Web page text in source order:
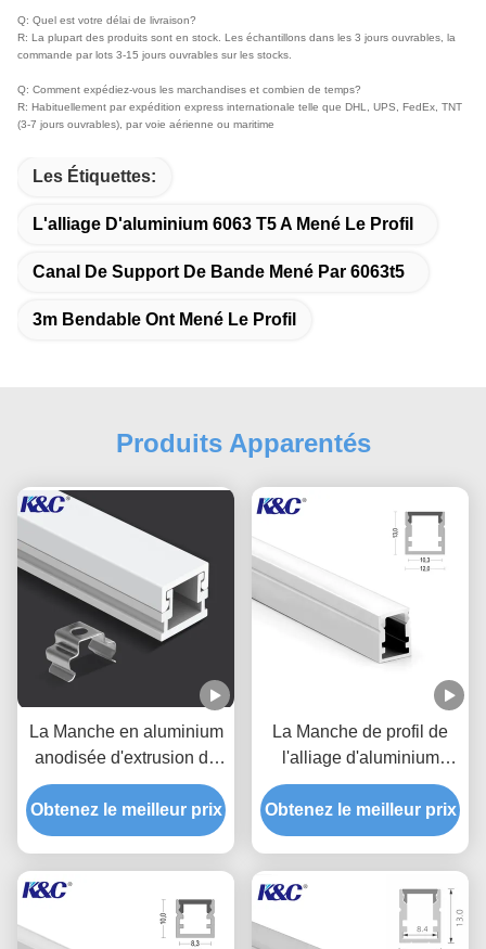
Q: Quel est votre délai de livraison?
R: La plupart des produits sont en stock. Les échantillons dans les 3 jours ouvrables, la
commande par lots 3-15 jours ouvrables sur les stocks.
Q: Comment expédiez-vous les marchandises et combien de temps?
R: Habituellement par expédition express internationale telle que DHL, UPS, FedEx, TNT
(3-7 jours ouvrables), par voie aérienne ou maritime
Les Étiquettes:
L'alliage D'aluminium 6063 T5 A Mené Le Profil
Canal De Support De Bande Mené Par 6063t5
3m Bendable Ont Mené Le Profil
Produits Apparentés
La Manche en aluminium
anodisée d'extrusion de
profil de petite bande de
LED
Obtenez le meilleur prix
La Manche de profil de
l'alliage d'aluminium
6063 T5 LED avec la
couverture de diffuseur de
PC
Obtenez le meilleur prix